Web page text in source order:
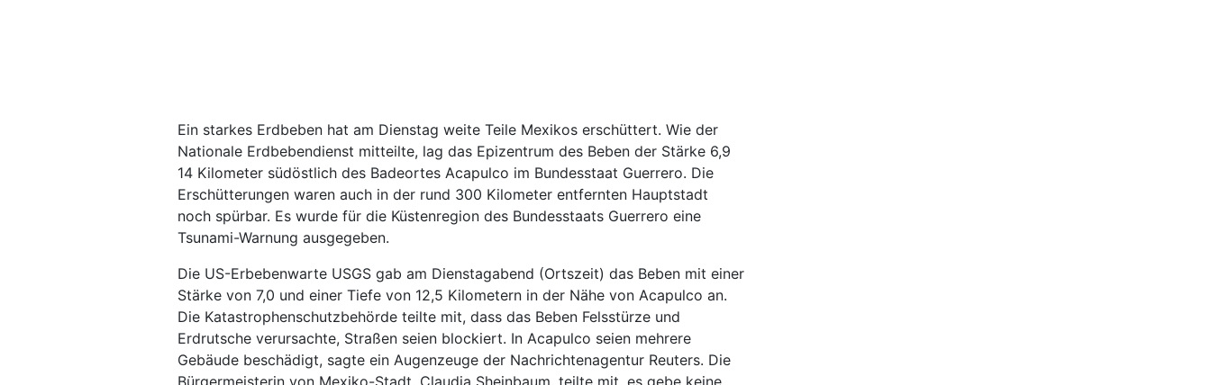
Ein starkes Erdbeben hat am Dienstag weite Teile Mexikos erschüttert. Wie der
Nationale Erdbebendienst mitteilte, lag das Epizentrum des Beben der Stärke 6,9
14 Kilometer südöstlich des Badeortes Acapulco im Bundesstaat Guerrero. Die
Erschütterungen waren auch in der rund 300 Kilometer entfernten Hauptstadt
noch spürbar. Es wurde für die Küstenregion des Bundesstaats Guerrero eine
Tsunami-Warnung ausgegeben.
Die US-Erbebenwarte USGS gab am Dienstagabend (Ortszeit) das Beben mit einer
Stärke von 7,0 und einer Tiefe von 12,5 Kilometern in der Nähe von Acapulco an.
Die Katastrophenschutzbehörde teilte mit, dass das Beben Felsstürze und
Erdrutsche verursachte, Straßen seien blockiert. In Acapulco seien mehrere
Gebäude beschädigt, sagte ein Augenzeuge der Nachrichtenagentur Reuters. Die
Bürgermeisterin von Mexiko-Stadt, Claudia Sheinbaum, teilte mit, es gebe keine